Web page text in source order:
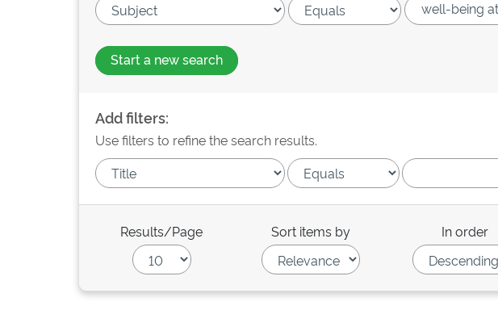
Start a new search
Add filters:
Use filters to refine the search results.
Results/Page Sort items by In order